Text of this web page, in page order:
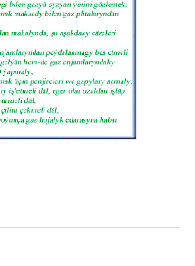
геологически
восемь
газоносными.